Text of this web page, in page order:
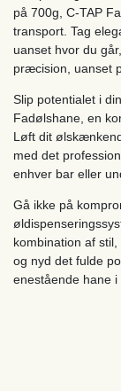
på 700g, C-TAP
transport. Tag
uanset hvor du
præcision, uanset
Slip potentialet i
Fadølshane, en
Løft dit
med det
enhver bar eller
Gå ikke på
kombination af
og nyd det fulde
enestående hane i